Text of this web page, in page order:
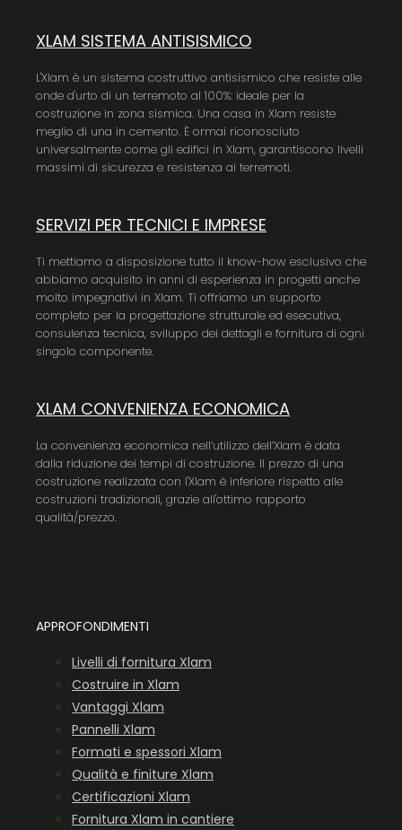
XLAM SISTEMA ANTISISMICO
L'Xlam è un sistema costruttivo antisismico che resiste alle
onde d'urto di un terremoto al 100%: ideale per la
costruzione in zona sismica. Una casa in Xlam resiste
meglio di una in cemento. È ormai riconosciuto
universalmente come gli edifici in Xlam, garantiscono livelli
massimi di sicurezza e resistenza ai terremoti.
SERVIZI PER TECNICI E IMPRESE
Ti mettiamo a disposizione tutto il know-how esclusivo che
abbiamo acquisito in anni di esperienza in progetti anche
molto impegnativi in Xlam. Ti offriamo un supporto
completo per la progettazione strutturale ed esecutiva,
consulenza tecnica, sviluppo dei dettagli e fornitura di ogni
singolo componente.
XLAM CONVENIENZA ECONOMICA
La convenienza economica nell’utilizzo dell’Xlam è data
dalla riduzione dei tempi di costruzione. Il prezzo di una
costruzione realizzata con l'Xlam è inferiore rispetto alle
costruzioni tradizionali, grazie all'ottimo rapporto
qualità/prezzo.
APPROFONDIMENTI
Livelli di fornitura Xlam
Costruire in Xlam
Vantaggi Xlam
Pannelli Xlam
Formati e spessori Xlam
Qualità e finiture Xlam
Certificazioni Xlam
Fornitura Xlam in cantiere